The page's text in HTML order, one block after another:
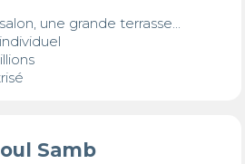
une grande terrasse...
Samb